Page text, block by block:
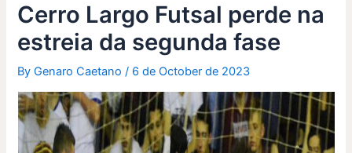
Cerro Largo Futsal perde na
estreia da segunda fase
ByGenaro Caetano/ 6 de October de 2023